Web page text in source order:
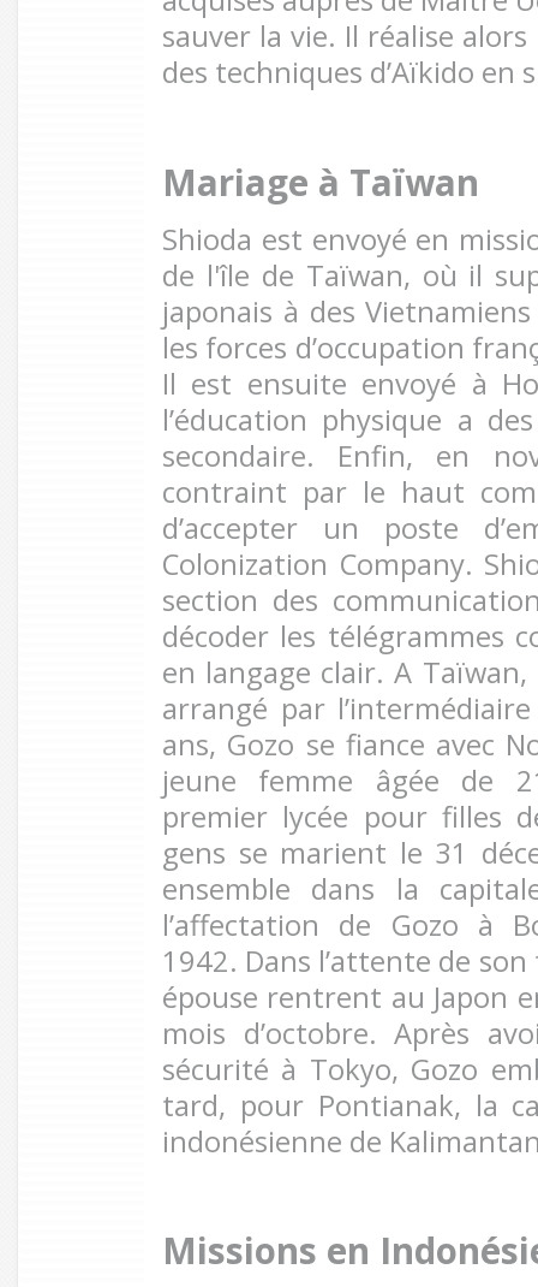
sauver la vie. Il réalise
des techniques d’Aïkido en
Mariage à Taïwan
Shioda est envoyé en
de l'île de Taïwan, où il
japonais à des
les forces d’occupation
Il est ensuite envoyé à
l’éducation physique a
secondaire. Enfin, en
contraint par le haut
d’accepter un poste
Colonization Company.
section des
décoder les télégrammes
en langage clair. A
arrangé par
ans, Gozo se fiance avec
jeune femme âgée de
premier lycée pour filles
gens se marient le 31
ensemble dans la
l’affectation de Gozo à
1942. Dans l’attente de
épouse rentrent au Japon
mois d’octobre. Après
sécurité à Tokyo, Gozo
tard, pour Pontianak, la
indonésienne de
Missions en